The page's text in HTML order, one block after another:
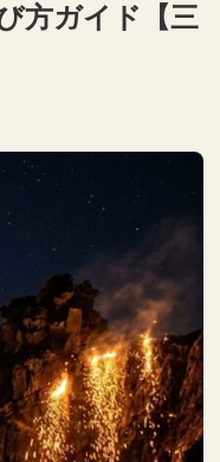
方ガイド【三